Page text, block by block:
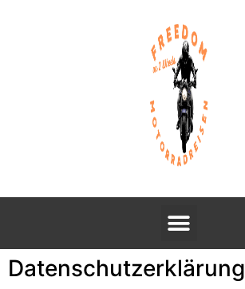
Datenschutzerklärung